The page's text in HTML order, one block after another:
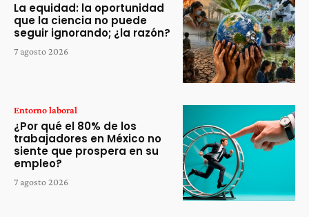
La equidad: la oportunidad
que la ciencia no puede
seguir ignorando; ¿la razón?
7 agosto 2026
Entorno laboral
¿Por qué el 80% de los
trabajadores en México no
siente que prospera en su
empleo?
7 agosto 2026